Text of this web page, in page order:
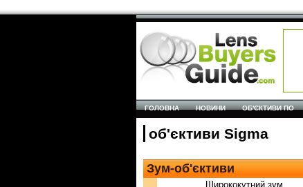
ГОЛОВНА НОВИНИ ОБ'ЄКТИВИ ПО
об'єктиви Sigma
Зум-об'єктиви
Ширококутний зум